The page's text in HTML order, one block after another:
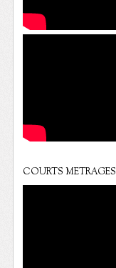
COURTS METRAGES